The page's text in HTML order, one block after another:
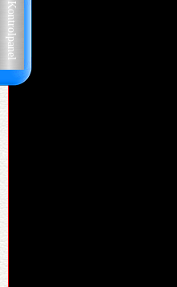
Kontrolpanel